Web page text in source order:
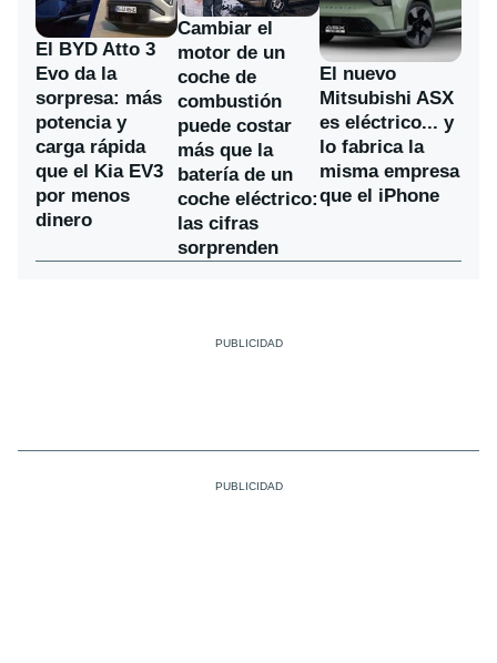
El BYD Atto 3
Evo da la
sorpresa: más
potencia y
carga rápida
que el Kia EV3
por menos
dinero
Cambiar el
motor de un
coche de
combustión
puede costar
más que la
batería de un
coche eléctrico:
las cifras
sorprenden
El nuevo
Mitsubishi ASX
es eléctrico... y
lo fabrica la
misma empresa
que el iPhone